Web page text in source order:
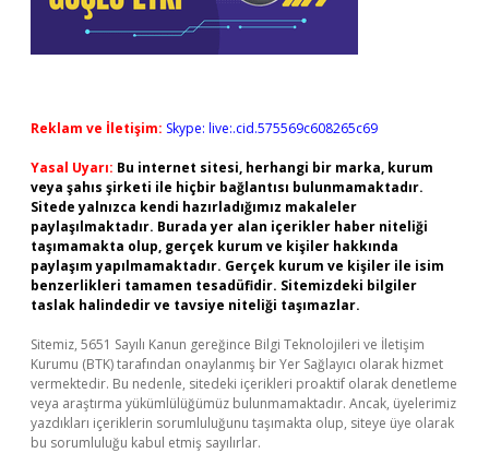
Reklam ve İletişim: Skype: live:.cid.575569c608265c69
Yasal Uyarı: Bu internet sitesi, herhangi bir marka, kurum
veya şahıs şirketi ile hiçbir bağlantısı bulunmamaktadır.
Sitede yalnızca kendi hazırladığımız makaleler
paylaşılmaktadır. Burada yer alan içerikler haber niteliği
taşımamakta olup, gerçek kurum ve kişiler hakkında
paylaşım yapılmamaktadır. Gerçek kurum ve kişiler ile isim
benzerlikleri tamamen tesadüfidir. Sitemizdeki bilgiler
taslak halindedir ve tavsiye niteliği taşımazlar.
Sitemiz, 5651 Sayılı Kanun gereğince Bilgi Teknolojileri ve İletişim
Kurumu (BTK) tarafından onaylanmış bir Yer Sağlayıcı olarak hizmet
vermektedir. Bu nedenle, sitedeki içerikleri proaktif olarak denetleme
veya araştırma yükümlülüğümüz bulunmamaktadır. Ancak, üyelerimiz
yazdıkları içeriklerin sorumluluğunu taşımakta olup, siteye üye olarak
bu sorumluluğu kabul etmiş sayılırlar.